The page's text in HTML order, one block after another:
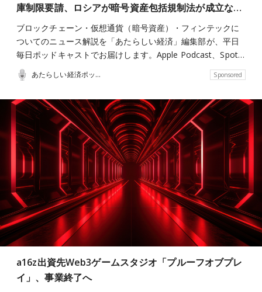
庫制限要請、ロシアが暗号資産包括規制法が成立な…
ブロックチェーン・仮想通貨（暗号資産）・フィンテックに
ついてのニュース解説を「あたらしい経済」編集部が、平日
毎日ポッドキャストでお届けします。Apple Podcast、Spot…
あたらしい経済ポッドキャスト Sponsored
a16z出資先Web3ゲームスタジオ「プルーフオブプレ
イ」、事業終了へ